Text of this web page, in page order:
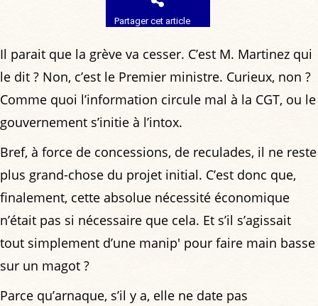
Partager cet article
Il parait que la grève va cesser. C’est M. Martinez qui
le dit ? Non, c’est le Premier ministre. Curieux, non ?
Comme quoi l’information circule mal à la CGT, ou le
gouvernement s’initie à l’intox.
Bref, à force de concessions, de reculades, il ne reste
plus grand-chose du projet initial. C’est donc que,
finalement, cette absolue nécessité économique
n’était pas si nécessaire que cela. Et s’il s’agissait
tout simplement d’une manip' pour faire main basse
sur un magot ?
Parce qu’arnaque, s’il y a, elle ne date pas